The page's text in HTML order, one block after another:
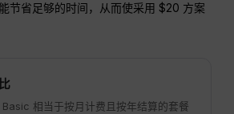
节省足够的时间，从而使采用 $20 方案
相当于按月计费且按年结算的套餐